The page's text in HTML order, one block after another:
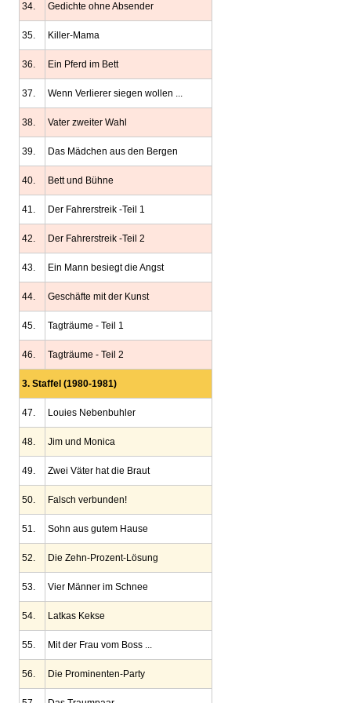
34. Gedichte ohne Absender
35. Killer-Mama
36. Ein Pferd im Bett
37. Wenn Verlierer siegen wollen ...
38. Vater zweiter Wahl
39. Das Mädchen aus den Bergen
40. Bett und Bühne
41. Der Fahrerstreik -Teil 1
42. Der Fahrerstreik -Teil 2
43. Ein Mann besiegt die Angst
44. Geschäfte mit der Kunst
45. Tagträume - Teil 1
46. Tagträume - Teil 2
3. Staffel (1980-1981)
47. Louies Nebenbuhler
48. Jim und Monica
49. Zwei Väter hat die Braut
50. Falsch verbunden!
51. Sohn aus gutem Hause
52. Die Zehn-Prozent-Lösung
53. Vier Männer im Schnee
54. Latkas Kekse
55. Mit der Frau vom Boss ...
56. Die Prominenten-Party